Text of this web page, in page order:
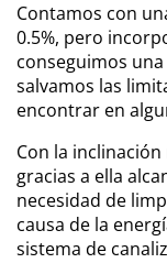
Contamos con
0.5%, pero
conseguimos
salvamos las
encontrar en
Con la
gracias a ella
necesidad de
causa de la
sistema de